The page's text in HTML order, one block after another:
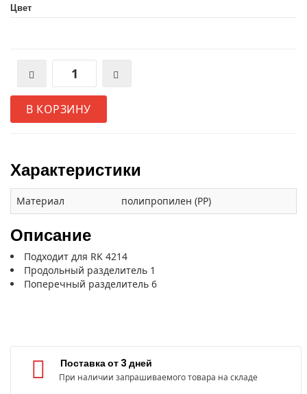
Цвет
В КОРЗИНУ
Характеристики
Материал полипропилен (PP)
Описание
Подходит для RK 4214
Продольный разделитель 1
Поперечный разделитель 6
Поставка от 3 дней
При наличии запрашиваемого товара на складе